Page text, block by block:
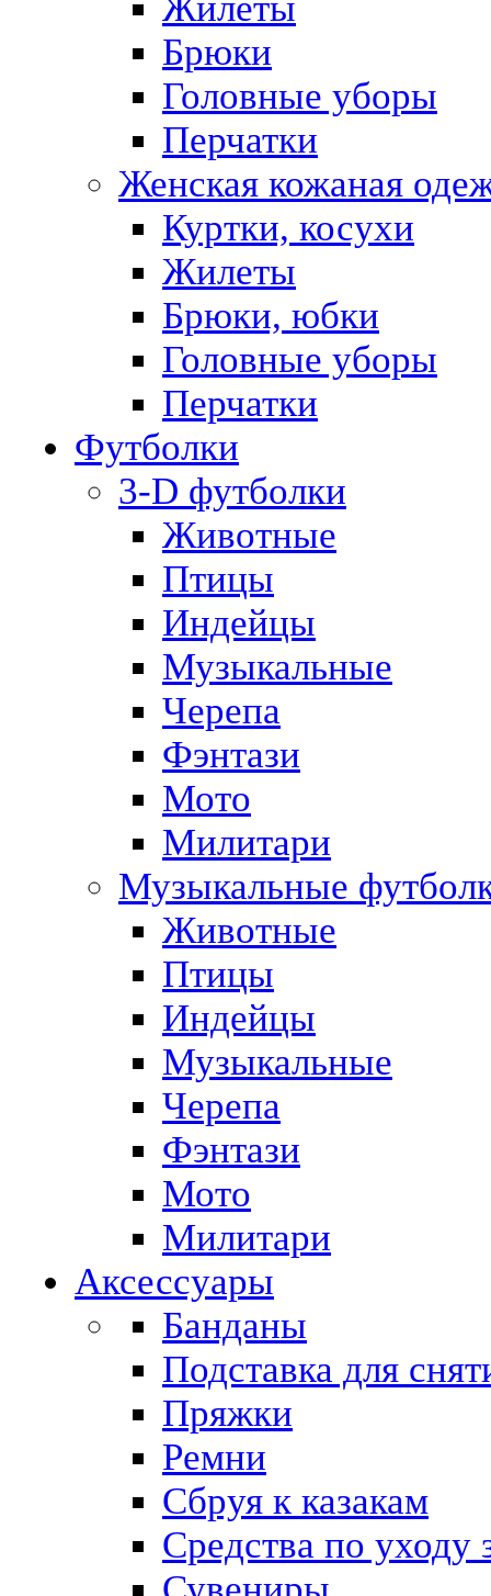
Брюки
Головные уборы
Перчатки
Женская кожаная
Куртки, косухи
Жилеты
Брюки, юбки
Головные уборы
Перчатки
Футболки
3-D футболки
Животные
Птицы
Индейцы
Музыкальные
Черепа
Фэнтази
Мото
Милитари
Музыкальные
Животные
Птицы
Индейцы
Музыкальные
Черепа
Фэнтази
Мото
Милитари
Аксессуары
Банданы
Подставка для
Пряжки
Ремни
Сбруя к казакам
Средства по уходу